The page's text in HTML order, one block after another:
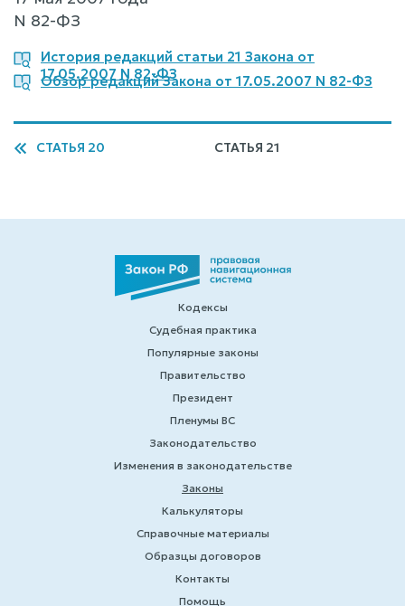
N 82-ФЗ
История редакций статьи 21 Закона от
17.05.2007 N 82-ФЗ
Обзор редакций Закона от 17.05.2007 N 82-ФЗ
СТАТЬЯ 20 СТАТЬЯ 21
Кодексы
Судебная практика
Популярные законы
Правительство
Президент
Пленумы ВС
Законодательство
Изменения в законодательстве
Законы
Калькуляторы
Справочные материалы
Образцы договоров
Контакты
Помощь